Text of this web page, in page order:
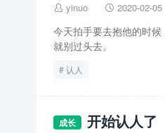
 yinuo  2020-02-05
今天拍手要去抱他的时
就别过头去。
认人
成长 开始认人了